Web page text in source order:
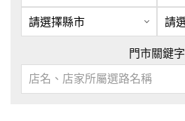
門市關鍵字